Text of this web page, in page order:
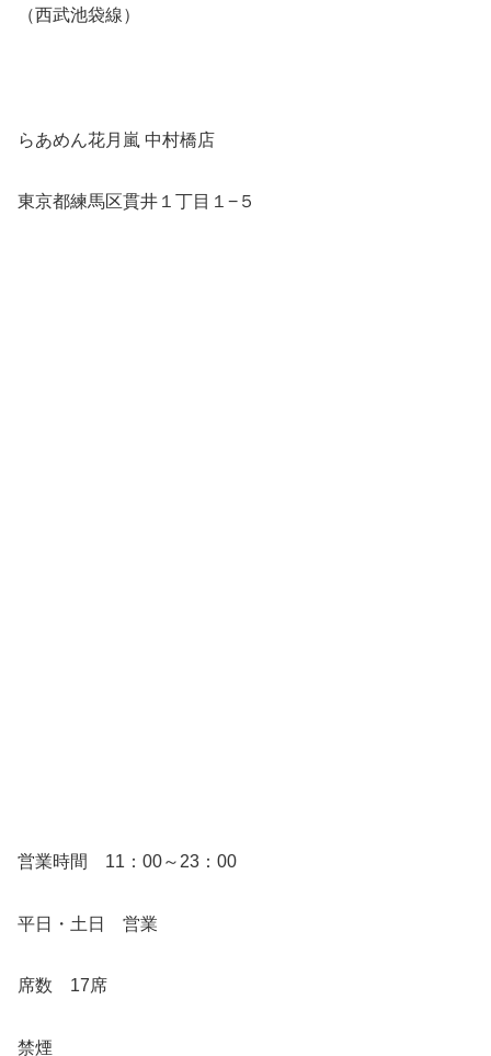
（西武池袋線）
らあめん花月嵐 中村橋店
東京都練馬区貫井１丁目１−５
営業時間 11：00～23：00
平日・土日 営業
席数 17席
禁煙